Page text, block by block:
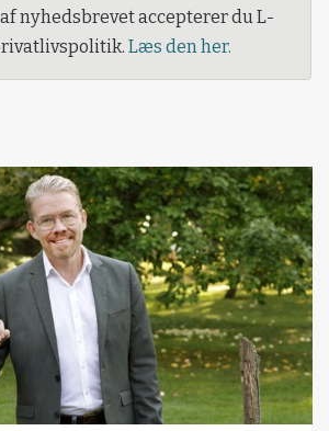
nyhedsbrevet accepterer du L-
Læs den her.